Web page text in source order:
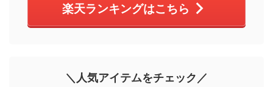
楽天ランキングはこちら
＼人気アイテムをチェック／